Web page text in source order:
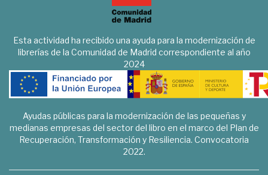
Esta actividad ha recibido una ayuda para la modernización de
librerías de la Comunidad de Madrid correspondiente al año
2024
Ayudas públicas para la modernización de las pequeñas y
medianas empresas del sector del libro en el marco del Plan de
Recuperación, Transformación y Resiliencia. Convocatoria
2022.